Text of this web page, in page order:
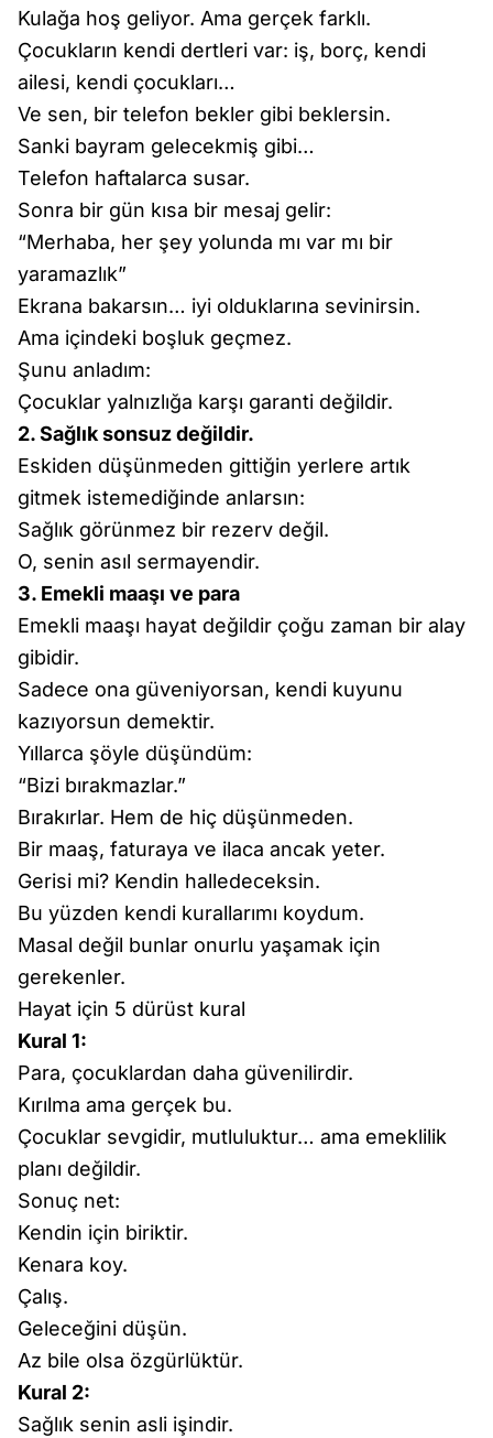
Kulağa hoş geliyor. Ama gerçek farklı.
Çocukların kendi dertleri var: iş, borç, kendi
ailesi, kendi çocukları…
Ve sen, bir telefon bekler gibi beklersin.
Sanki bayram gelecekmiş gibi…
Telefon haftalarca susar.
Sonra bir gün kısa bir mesaj gelir:
“Merhaba, her şey yolunda mı var mı bir
yaramazlık”
Ekrana bakarsın… iyi olduklarına sevinirsin.
Ama içindeki boşluk geçmez.
Şunu anladım:
Çocuklar yalnızlığa karşı garanti değildir.
2. Sağlık sonsuz değildir.
Eskiden düşünmeden gittiğin yerlere artık
gitmek istemediğinde anlarsın:
Sağlık görünmez bir rezerv değil.
O, senin asıl sermayendir.
3. Emekli maaşı ve para
Emekli maaşı hayat değildir çoğu zaman bir alay
gibidir.
Sadece ona güveniyorsan, kendi kuyunu
kazıyorsun demektir.
Yıllarca şöyle düşündüm:
“Bizi bırakmazlar.”
Bırakırlar. Hem de hiç düşünmeden.
Bir maaş, faturaya ve ilaca ancak yeter.
Gerisi mi? Kendin halledeceksin.
Bu yüzden kendi kurallarımı koydum.
Masal değil bunlar onurlu yaşamak için
gerekenler.
Hayat için 5 dürüst kural
Kural 1:
Para, çocuklardan daha güvenilirdir.
Kırılma ama gerçek bu.
Çocuklar sevgidir, mutluluktur… ama emeklilik
planı değildir.
Sonuç net:
Kendin için biriktir.
Kenara koy.
Çalış.
Geleceğini düşün.
Az bile olsa özgürlüktür.
Kural 2:
Sağlık senin asli işindir.